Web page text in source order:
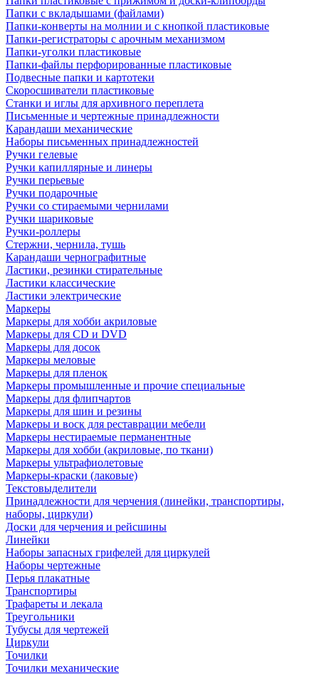
Папки с вкладышами (файлами)
Папки-конверты на молнии и с кнопкой пластиковые
Папки-регистраторы с арочным механизмом
Папки-уголки пластиковые
Папки-файлы перфорированные пластиковые
Подвесные папки и картотеки
Скоросшиватели пластиковые
Станки и иглы для архивного переплета
Письменные и чертежные принадлежности
Карандаши механические
Наборы письменных принадлежностей
Ручки гелевые
Ручки капиллярные и линеры
Ручки перьевые
Ручки подарочные
Ручки со стираемыми чернилами
Ручки шариковые
Ручки-роллеры
Стержни, чернила, тушь
Карандаши чернографитные
Ластики, резинки стирательные
Ластики классические
Ластики электрические
Маркеры
Маркеры для хобби акриловые
Маркеры для CD и DVD
Маркеры для досок
Маркеры меловые
Маркеры для пленок
Маркеры промышленные и прочие специальные
Маркеры для флипчартов
Маркеры для шин и резины
Маркеры и воск для реставрации мебели
Маркеры нестираемые перманентные
Маркеры для хобби (акриловые, по ткани)
Маркеры ультрафиолетовые
Маркеры-краски (лаковые)
Текстовыделители
Принадлежности для черчения (линейки, транспортиры,
наборы, циркули)
Доски для черчения и рейсшины
Линейки
Наборы запасных грифелей для циркулей
Наборы чертежные
Перья плакатные
Транспортиры
Трафареты и лекала
Треугольники
Тубусы для чертежей
Циркули
Точилки
Точилки механические